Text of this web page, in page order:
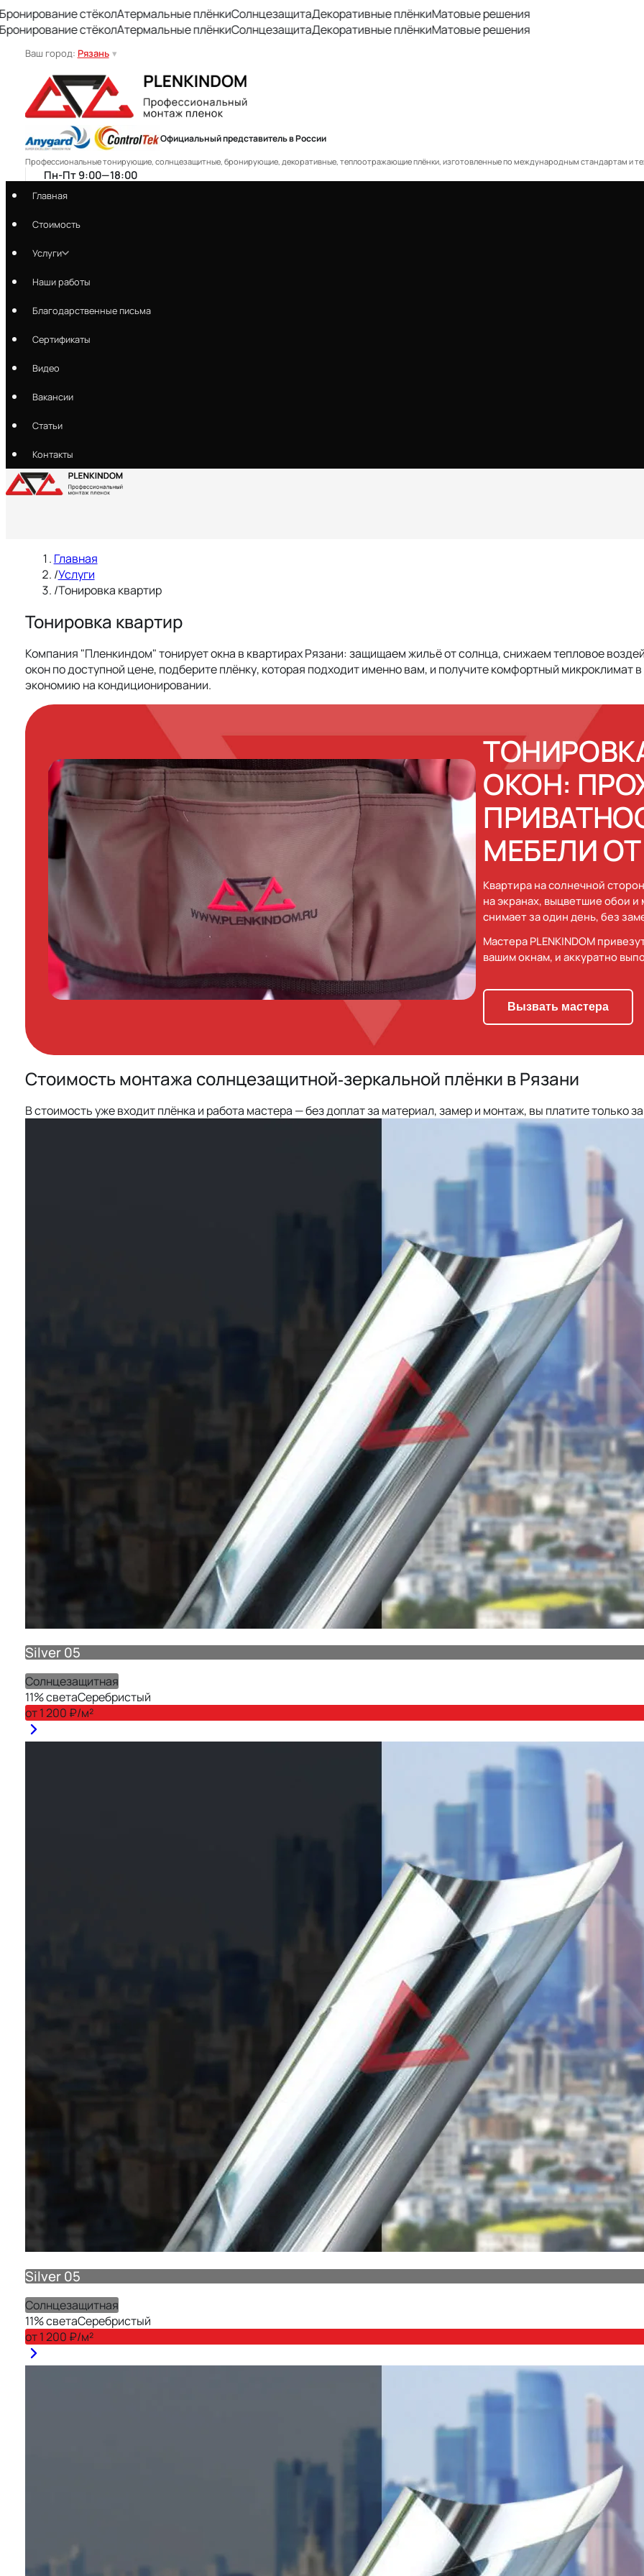
стёколАтермальные плёнкиСолнцезащитаДекоративные плёнкиМатовые решения
стёколАтермальные плёнкиСолнцезащитаДекоративные плёнкиМатовые решения
Ваш город: Рязань ▾
Официальный представитель в России
Профессиональные тонирующие, солнцезащитные, бронирующие, декоративные, теплоотражающие плёнки, изготовленные по международным стандартам и
Пн-Пт 9:00—18:00
plenkindom.ryazan@mail.ru
Заказать звонок
Главная
Стоимость
Услуги
Наши работы
Благодарственные письма
Сертификаты
Видео
Вакансии
Статьи
Контакты
Главная
/Услуги
/Тонировка квартир
Тонировка квартир
Компания "Пленкиндом" тонирует окна в квартирах Рязани: защищаем жильё от солнца, снижаем тепловое
окон по доступной цене, подберите плёнку, которая подходит именно вам, и получите комфортный микроклимат
экономию на кондиционировании.
ОКОН:
МЕБЕЛИ
Квартира на солнечной
на экранах, выцветшие обои
снимает за один день, без
Мастера PLENKINDOM
вашим окнам, и аккуратно
Вызвать мастера
Стоимость монтажа солнцезащитной‑зеркальной плёнки в Рязани
В стоимость уже входит плёнка и работа мастера — без доплат за материал, замер и монтаж, вы платите только
Silver 05
Солнцезащитная
11% светаСеребристый
от1 200 ₽/м²
Silver 05
Солнцезащитная
11% светаСеребристый
от1 200 ₽/м²